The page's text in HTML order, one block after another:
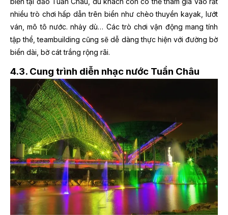
nhiều trò chơi hấp dẫn trên biển như chèo thuyền kayak, lướt
ván, mô tô nước. nhảy dù… Các trò chơi vận động mang tính
tập thể, teambuilding cũng sẽ dễ dàng thực hiện với đường bờ
biển dài, bờ cát trắng rộng rãi.
4.3. Cung trình diễn nhạc nước Tuần Châu